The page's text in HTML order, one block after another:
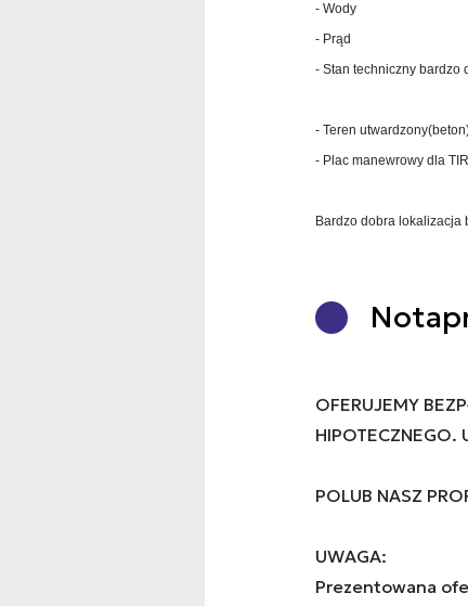
- Wody
- Prąd
- Stan techniczny bardzo
- Teren
- Plac manewrowy dla TIR
Bardzo dobra lokalizacja
Nota
OFERUJEMY
HIPOTECZNEGO.
POLUB NASZ
UWAGA:
Prezentowana